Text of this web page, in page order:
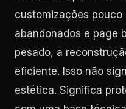
customizações
abandonados e page
pesado, a
eficiente. Isso não
estética. Significa